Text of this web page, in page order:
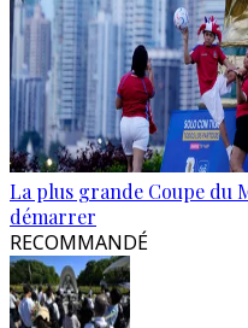
La plus grande Coupe du
démarrer
RECOMMANDÉ